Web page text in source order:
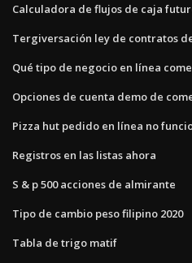
Calculadora de flujos de caja
Tergiversación ley de contratos
Qué tipo de negocio en línea
Opciones de cuenta demo de
Pizza hut pedido en línea no
Registros en las listas ahora
S & p 500 acciones de almirante
Tipo de cambio peso filipino 2020
Tabla de trigo matif